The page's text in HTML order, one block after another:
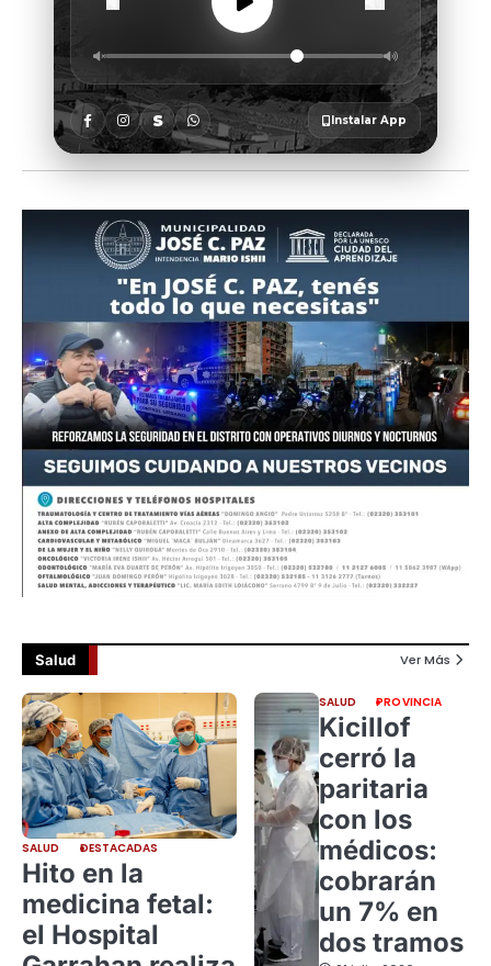
Salud Ver Más
SALUD DESTACADAS
Hito en la
medicina fetal:
el Hospital
SALUD PROVINCIA
Kicillof
cerró la
paritaria
con los
médicos:
cobrarán
un 7% en
dos tramos